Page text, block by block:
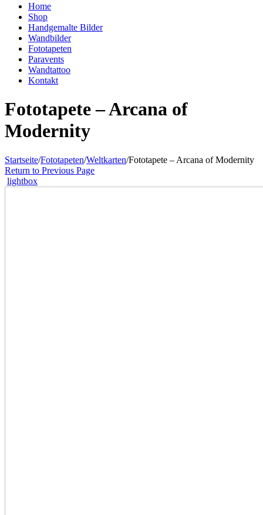
Home
Shop
Handgemalte Bilder
Wandbilder
Fototapeten
Paravents
Wandtattoo
Kontakt
Fototapete – Arcana of
Modernity
Startseite/Fototapeten/Weltkarten/Fototapete – Arcana of Modernity
Return to Previous Page
lightbox